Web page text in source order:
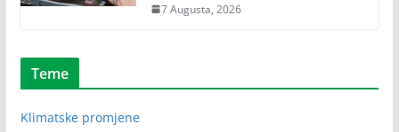
7 Augusta, 2026
Teme
Klimatske promjene